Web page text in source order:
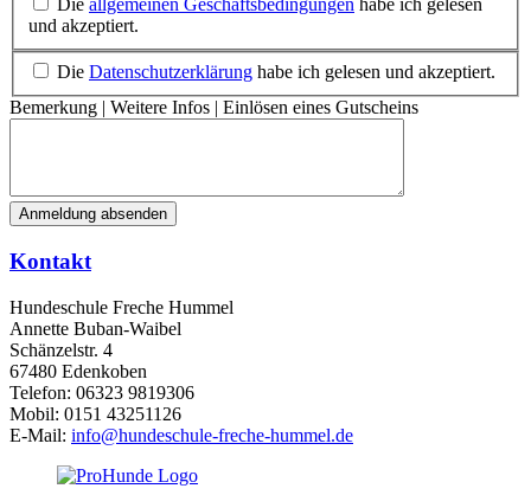
und akzeptiert.
Die Datenschutzerklärung habe ich gelesen und akzeptiert.
Bemerkung | Weitere Infos | Einlösen eines Gutscheins
Anmeldung absenden
Kontakt
Hundeschule Freche Hummel
Annette Buban-Waibel
Schänzelstr. 4
67480 Edenkoben
Telefon: 06323 9819306
Mobil: 0151 43251126
E-Mail: info@hundeschule-freche-hummel.de